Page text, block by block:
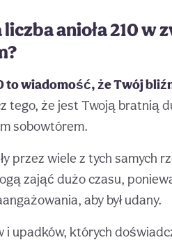
liczba anioła 210
to wiadomość, że Twój
tego, że jest Twoją bratnią
sobowtórem.
przez wiele z tych samych
zająć dużo czasu,
aby był udany.
i upadków, których